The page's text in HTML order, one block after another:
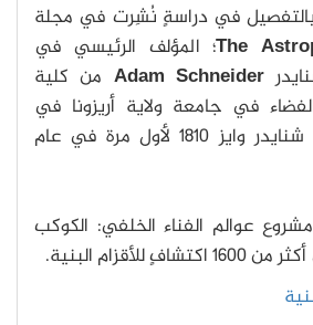
في دراسةٍ نُشِرت في مجلة
The؛ المؤلف الرئيسي في
Adam Schneider
من كلية
في جامعة ولاية أريزونا في
مدينة تيمبي. رصد شنايدر وايز 1810 لأول مرة في عام
عوالم الفناء الخلفي: الكوكب
البنية.